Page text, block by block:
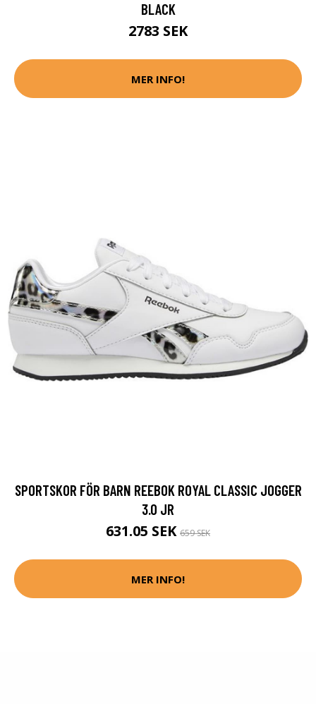
BLACK
2783 SEK
MER INFO!
SPORTSKOR FÖR BARN REEBOK ROYAL CLASSIC JOGGER
3.0 JR
631.05 SEK 659 SEK
MER INFO!